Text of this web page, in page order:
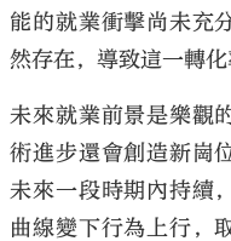
能的就業衝擊尚未充
然存在，導致這一轉化
未來就業前景是樂觀
術進步還會創造新崗
未來一段時期內持續
曲線變下行為上行，